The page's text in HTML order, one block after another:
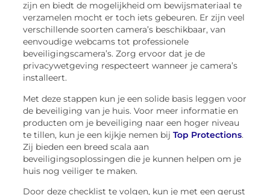
zijn en biedt de mogelijkheid om bewijsmateriaal te
verzamelen mocht er toch iets gebeuren. Er zijn veel
verschillende soorten camera’s beschikbaar, van
eenvoudige webcams tot professionele
beveiligingscamera’s. Zorg ervoor dat je de
privacywetgeving respecteert wanneer je camera’s
installeert.
Met deze stappen kun je een solide basis leggen voor
de beveiliging van je huis. Voor meer informatie en
producten om je beveiliging naar een hoger niveau
te tillen, kun je een kijkje nemen bijTop Protections.
Zij bieden een breed scala aan
beveiligingsoplossingen die je kunnen helpen om je
huis nog veiliger te maken.
Door deze checklist te volgen, kun je met een gerust